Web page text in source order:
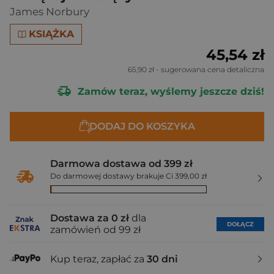
James Norbury
KSIĄŻKA
45,54 zł
65,90 zł - sugerowana cena detaliczna
Zamów teraz, wyślemy jeszcze dziś!
DODAJ DO KOSZYKA
Darmowa dostawa od 399 zł
Do darmowej dostawy brakuje Ci 399,00 zł
Dostawa za 0 zł dla
zamówień od 99 zł
DOŁĄCZ
Kup teraz, zapłać za 30 dni